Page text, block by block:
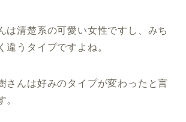
は清楚系の可愛い女性ですし、みち
違うタイプですよね。
さんは好みのタイプが変わったと言
。